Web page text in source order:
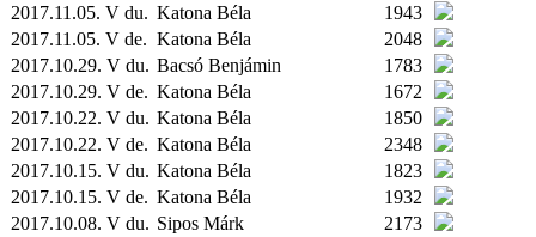
2017.11.05. V du. Katona Béla
1943
2017.11.05. V de. Katona Béla
2048
2017.10.29. V du. Bacsó Benjámin
1783
2017.10.29. V de. Katona Béla
1672
2017.10.22. V du. Katona Béla
1850
2017.10.22. V de. Katona Béla
2348
2017.10.15. V du. Katona Béla
1823
2017.10.15. V de. Katona Béla
1932
2017.10.08. V du. Sipos Márk
2173